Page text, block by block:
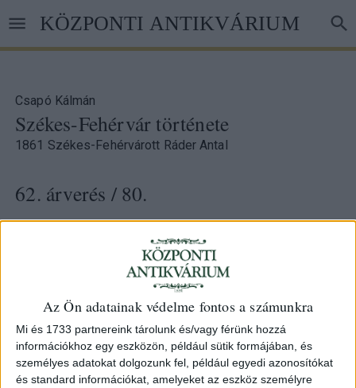
Az Ön adatainak védelme fontos a számunkra
Mi és 1733 partnereink tárolunk és/vagy férünk hozzá
információkhoz egy eszközön, például sütik formájában, és
személyes adatokat dolgozunk fel, például egyedi azonosítókat
és standard információkat, amelyeket az eszköz személyre
tartalomra
KÖZPONTI ANTIKVÁRIUM
Csapó Kálmán
Székes-Fehérvár története
1861 Székes-Fehérvárott Ráder Antal
62. árverés / 80.
156+(1)p.+3t. (1 kihajt.)
Modern félvászon-kötésben,az eredeti borító a
kötéstáblákra felragasztva.